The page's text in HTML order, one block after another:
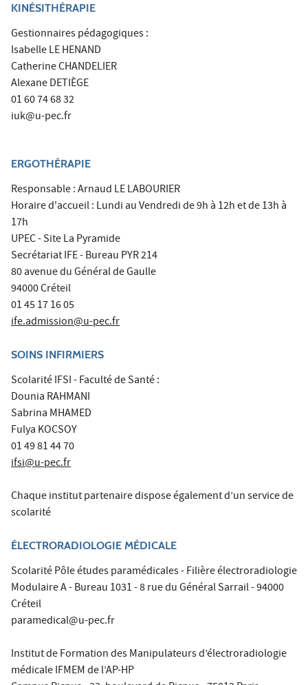
KINÉSITHÉRAPIE
Gestionnaires pédagogiques :
Isabelle LE HENAND
Catherine CHANDELIER
Alexane DETIÈGE
01 60 74 68 32
iuk@u-pec.fr
ERGOTHÉRAPIE
Responsable : Arnaud LE LABOURIER
Horaire d'accueil : Lundi au Vendredi de 9h à 12h et de 13h à
17h
UPEC - Site La Pyramide
Secrétariat IFE - Bureau PYR 214
80 avenue du Général de Gaulle
94000 Créteil
01 45 17 16 05
ife.admission@u-pec.fr
SOINS INFIRMIERS
Scolarité IFSI - Faculté de Santé :
Dounia RAHMANI
Sabrina MHAMED
Fulya KOCSOY
01 49 81 44 70
ifsi@u-pec.fr
Chaque institut partenaire dispose également d’un service de
scolarité
ÉLECTRORADIOLOGIE MÉDICALE
Scolarité Pôle études paramédicales - Filière électroradiologie
Modulaire A - Bureau 1031 - 8 rue du Général Sarrail - 94000
Créteil
paramedical@u-pec.fr
Institut de Formation des Manipulateurs d’électroradiologie
médicale IFMEM de l’AP-HP